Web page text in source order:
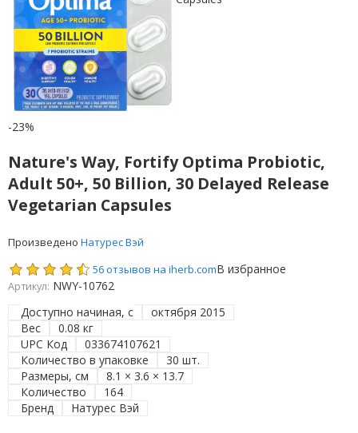
-23%
Nature's Way, Fortify Optima Probiotic,
Adult 50+, 50 Billion, 30 Delayed Release
Vegetarian Capsules
Произведено Натурес Вэй
56 отзывов на iherb.comВ избранное
Артикул: NWY-10762
Доступно начиная, с
октября 2015
Вес
0.08 кг
UPC Код
033674107621
Количество в упаковке
30 шт.
Размеры, см
8.1 × 3.6 × 13.7
Количество
164
Бренд
Натурес Вэй